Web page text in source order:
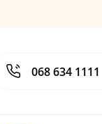
068 634 1111